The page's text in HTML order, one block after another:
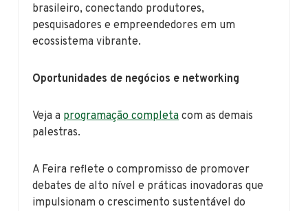
brasileiro, conectando produtores,
pesquisadores e empreendedores em um
ecossistema vibrante.
Oportunidades de negócios e networking
Veja a programação completa com as demais
palestras.
A Feira reflete o compromisso de promover
debates de alto nível e práticas inovadoras que
impulsionam o crescimento sustentável do